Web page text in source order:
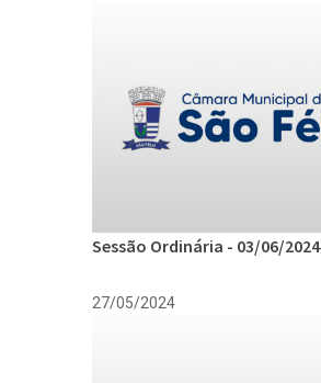
Sessão Ordinária - 03/06/2024
27/05/2024